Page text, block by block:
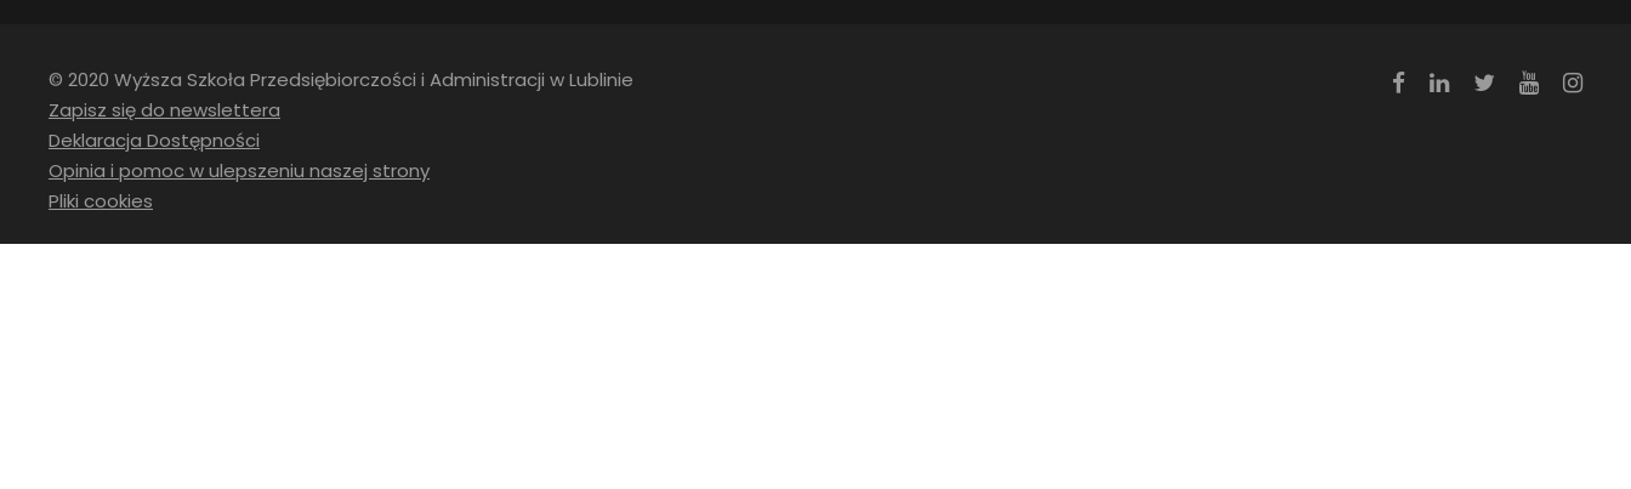
© 2020 Wyższa Szkoła Przedsiębiorczości i Administracji w Lublinie
Zapisz się do newslettera
Deklaracja Dostępności
Opinia i pomoc w ulepszeniu naszej strony
Pliki cookies